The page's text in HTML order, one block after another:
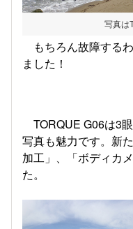
写真は
もちろん故障する
ました！
TORQUE G06は3
写真も魅力です。新
加工」、「ボディカ
た。